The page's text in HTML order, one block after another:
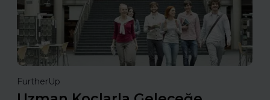
FurtherUp